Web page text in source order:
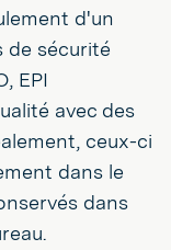
d'un
de sécurité
EPI
avec des
ceux-ci
dans le
dans